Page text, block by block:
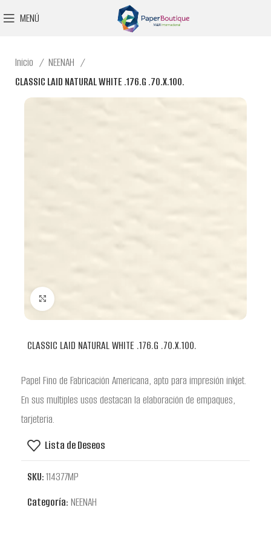
MENÚ
Inicio
NEENAH
CLASSIC LAID NATURAL WHITE .176.G .70.X.100.
CLASSIC LAID NATURAL WHITE .176.G .70.X.100.
Papel Fino de Fabricación Americana, apto para impresión inkjet.
En sus multiples usos destacan la elaboración de empaques,
tarjeteria.
Lista de Deseos
SKU:114377MP
Categoría: NEENAH